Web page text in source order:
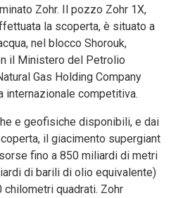
Zohr. Il pozzo Zohr 1X,
la scoperta, è situato a
nel blocco Shorouk,
il Ministero del Petrolio
Gas Holding Company
internazionale competitiva.
e geofisiche disponibili, e dai
il giacimento supergiant
fino a 850 miliardi di metri
di barili di olio equivalente)
chilometri quadrati. Zohr